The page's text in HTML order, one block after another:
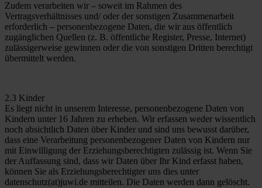
Zudem verarbeiten wir – soweit im Rahmen des
Vertragsverhältnisses und/ oder der sonstigen Zusammenarbeit
erforderlich – personenbezogene Daten, die wir aus öffentlich
zugänglichen Quellen (z. B. öffentliche Register, Presse, Internet)
zulässigerweise gewinnen oder die von sonstigen Dritten berechtigt
übermittelt werden.
2.3 Kinder
Es liegt nicht in unserem Interesse, personenbezogene Daten von
Kindern unter 16 Jahren zu erheben. Wir erfassen weder wissentlich
noch absichtlich Daten über Kinder und sind uns bewusst darüber,
dass eine Verarbeitung personenbezogener Daten von Kindern nur
mit Einwilligung der Erziehungsberechtigten zulässig ist. Wenn Sie
der Auffassung sind, dass wir Daten über Ihr Kind erfasst haben,
können Sie als Erziehungsberechtigter uns dies unter
datenschutz(at)juwi.de mitteilen. Die Daten werden dann gelöscht.